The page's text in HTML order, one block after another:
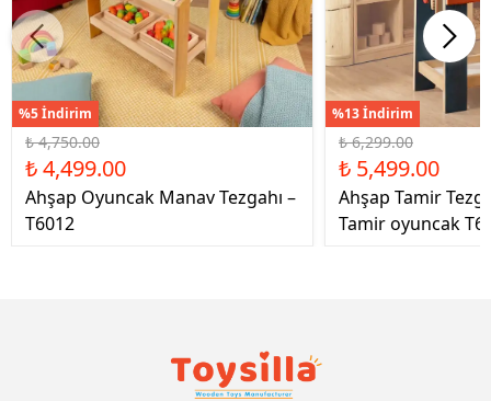
%5 İndirim
₺ 4,750.00
₺ 4,499.00
Ahşap Oyuncak Manav Tezgahı –
T6012
%13 İndirim
₺ 6,299.00
₺ 5,499.00
Ahşap Tamir
Tamir oyuncak